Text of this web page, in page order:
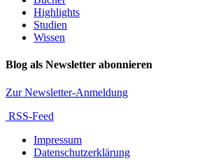
Highlights
Studien
Wissen
Blog als Newsletter abonnieren
Zur Newsletter-Anmeldung
RSS-Feed
Impressum
Datenschutzerklärung